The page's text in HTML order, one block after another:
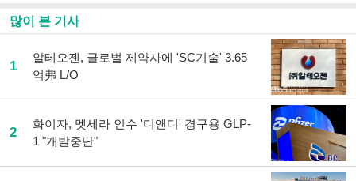
많이 본 기사
1
알테오젠, 글로벌 제약사에 'SC기술' 3.65
억弗 L/O
2
화이자, 멧세라 인수 '디앤디' 경구용 GLP-
1 "개발중단"